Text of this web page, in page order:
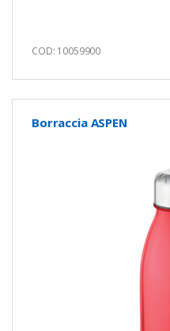
COD: 10059900
Borraccia ASPEN